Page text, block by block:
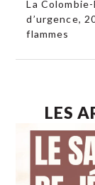
La
d’urgence,
flammes
LES